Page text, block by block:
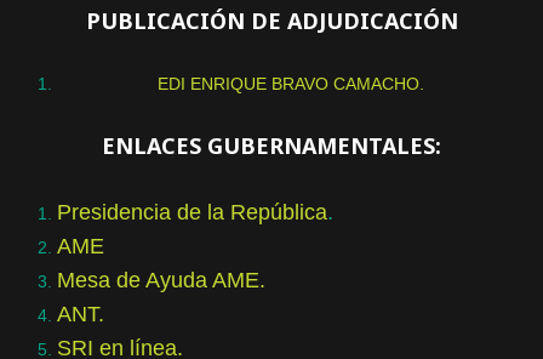
PUBLICACIÓN DE ADJUDICACIÓN
EDI ENRIQUE BRAVO CAMACHO.
ENLACES GUBERNAMENTALES:
Presidencia de la República.
AME
Mesa de Ayuda AME.
ANT.
SRI en línea.